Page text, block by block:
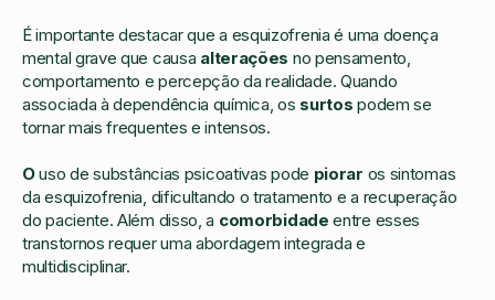
É importante destacar que a esquizofrenia é uma doença
mental grave que causa alterações no pensamento,
comportamento e percepção da realidade. Quando
associada à dependência química, os surtos podem se
tornar mais frequentes e intensos.
Ouso de substâncias psicoativas pode piorar os sintomas
da esquizofrenia, dificultando o tratamento e a recuperação
do paciente. Além disso, a comorbidade entre esses
transtornos requer uma abordagem integrada e
multidisciplinar.